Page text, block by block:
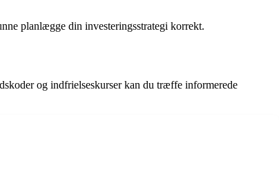
planlægge din investeringsstrategi korrekt.
og indfrielseskurser kan du træffe informerede